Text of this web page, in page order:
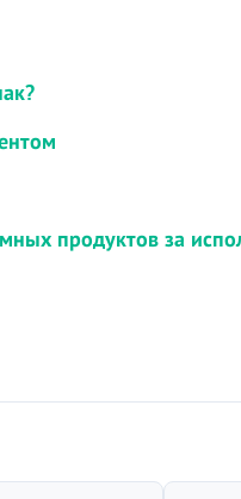
продуктов за